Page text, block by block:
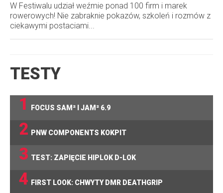
W Festiwalu udział weźmie ponad 100 firm i marek
rowerowych! Nie zabraknie pokazów, szkoleń i rozmów z
ciekawymi postaciami...
TESTY
1
FOCUS SAM² I JAM² 6.9
2 PNW COMPONENTS KOKPIT
3 TEST: ZAPIĘCIE HIPLOK D-LOK
4 FIRST LOOK: CHWYTY DMR DEATHGRIP